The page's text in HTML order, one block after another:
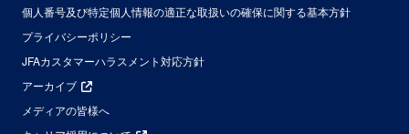
個人番号及び特定個人情報の適正な取扱いの確保に関する基本方針
プライバシーポリシー
JFAカスタマーハラスメント対応方針
アーカイブ
メディアの皆様へ